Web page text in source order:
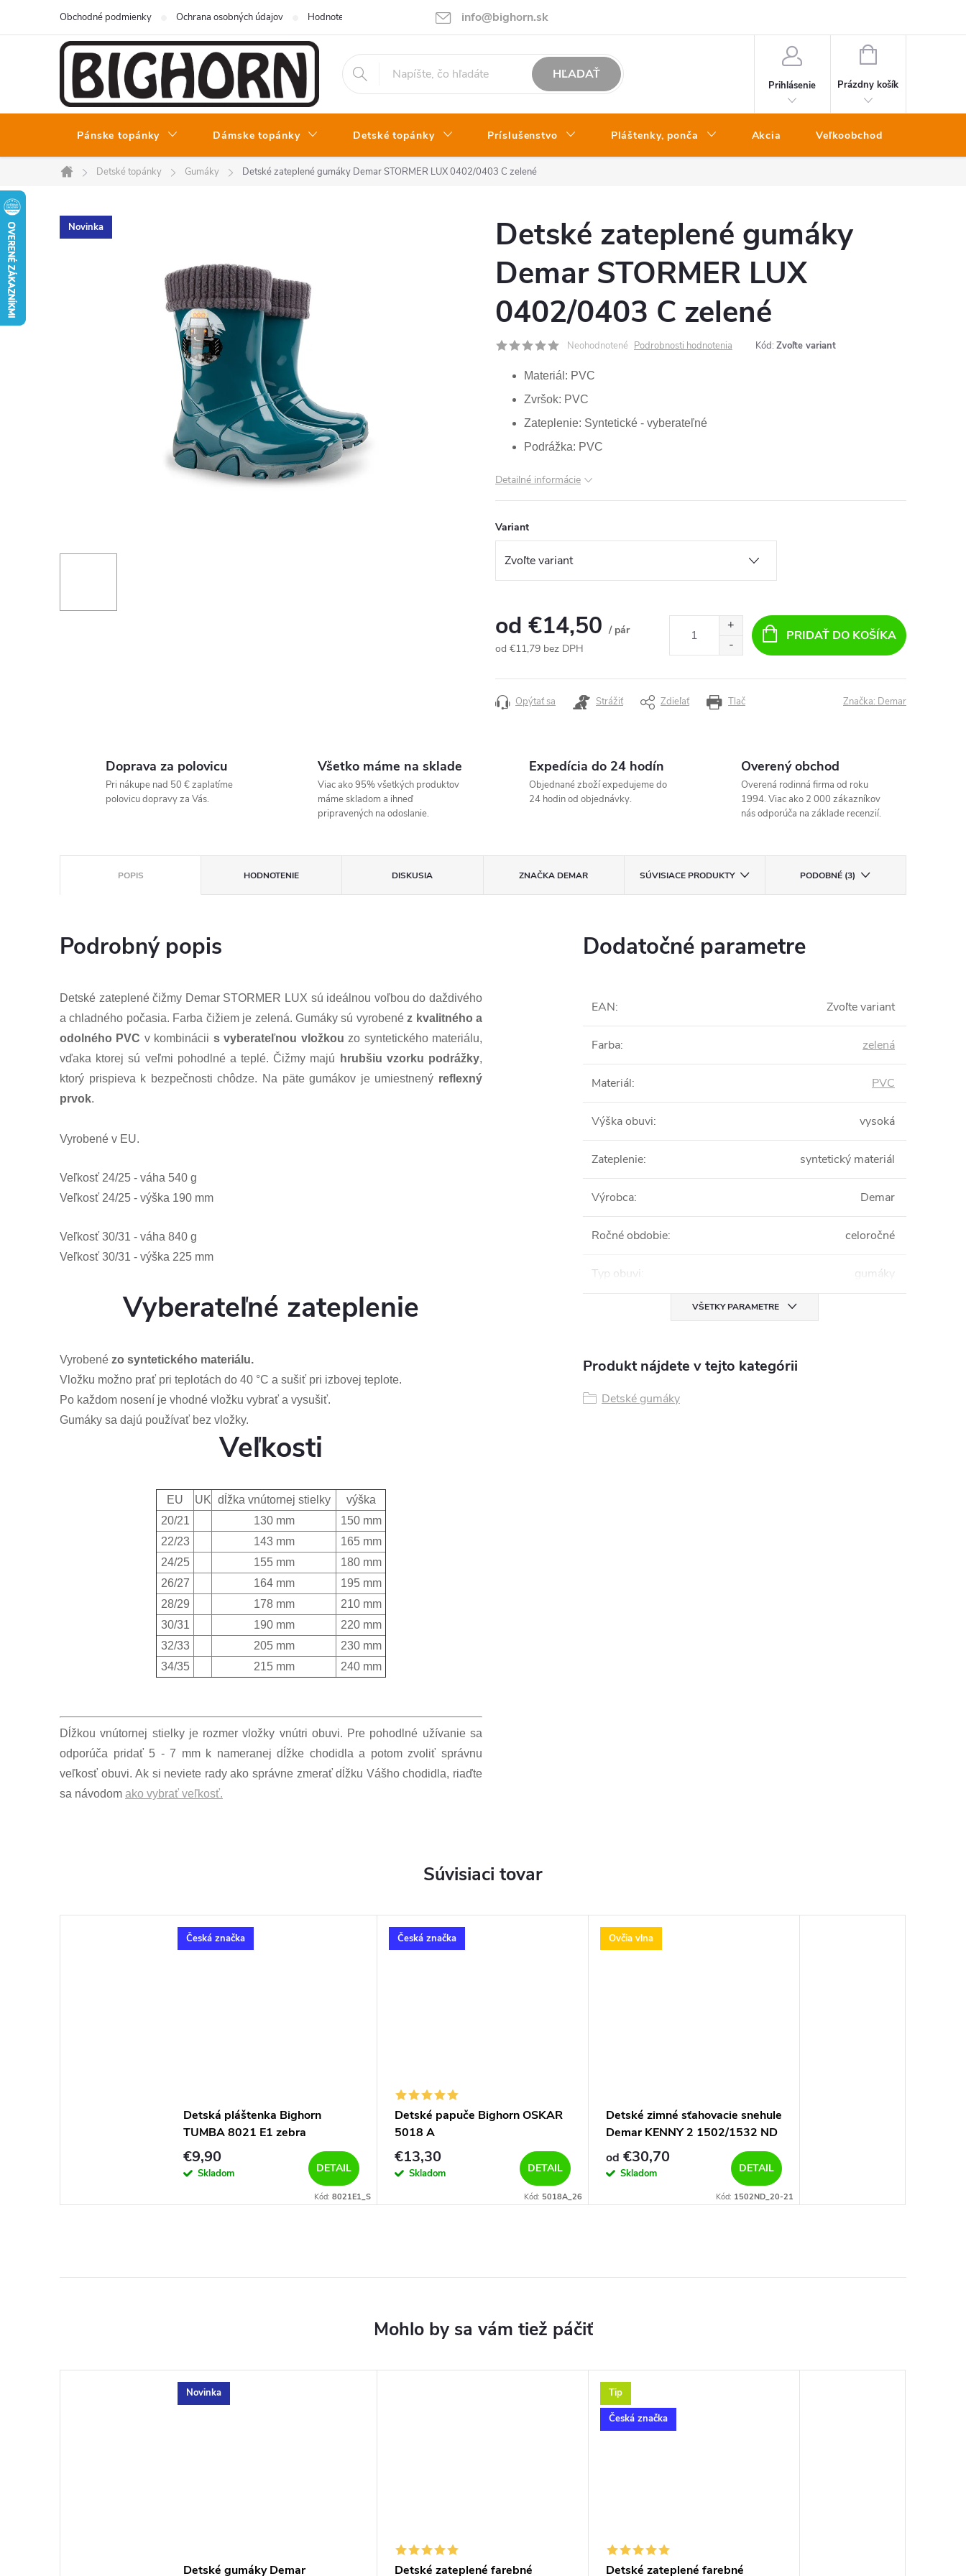
info@bighorn.sk
Obchodné podmienky Ochrana osobných údajov Hodnotenie obchodu Kontakt
HĽADAŤ
Prihlásenie
NÁKUPNÝ
Prázdny košík
Pánske topánky Dámske topánky Detské topánky Príslušenstvo Pláštenky, ponča Akcia Veľkoobchod
Domov
Detské topánky Gumáky Detské zateplené gumáky Demar STORMER LUX 0402/0403 C zelené
Novinka
Detské zateplené gumáky
Demar STORMER LUX
0402/0403 C zelené
Neohodnotené Podrobnosti hodnotenia Kód: Zvoľte variant
Materiál: PVC
Zvršok: PVC
Zateplenie: Syntetické - vyberateľné
Podrážka: PVC
Detailné informácie
Variant
od €14,50 / pár
od €11,79 bez DPH
cena:
PRIDAŤ DO KOŠÍKA
Tlač
Opýtať sa Strážiť Zdieľať Značka: Demar
Doprava za polovicu
Pri nákupe nad 50 € zaplatíme
polovicu dopravy za Vás.
Všetko máme na sklade
Viac ako 95% všetkých produktov
máme skladom a ihneď
pripravených na odoslanie.
Expedícia do 24 hodín
Objednané zboží expedujeme do
24 hodin od objednávky.
Overený obchod
Overená rodinná firma od roku
1994. Viac ako 2 000 zákazníkov
nás odporúča na základe recenzií.
POPIS HODNOTENIE DISKUSIA ZNAČKA DEMAR SÚVISIACE PRODUKTY PODOBNÉ (3)
Podrobný popis
Detské zateplené čižmy Demar STORMER LUX sú ideálnou voľbou do daždivého
a chladného počasia. Farba čižiem je zelená. Gumáky sú vyrobenéz kvalitného a
odolného PVC v kombinácii s vyberateľnou vložkou zo syntetického materiálu,
vďaka ktorej sú veľmi pohodlné a teplé. Čižmy majú
hrubšiu vzorku podrážky,
ktorý prispieva k bezpečnosti chôdze. Na päte gumákov je umiestnený reflexný
prvok.
Vyrobené v EU.
Veľkosť 24/25 - váha 540 g
Veľkosť 24/25 - výška 190 mm
Veľkosť 30/31 - váha 840 g
Veľkosť 30/31 - výška 225 mm
Vyberateľné zateplenie
Vyrobené zo syntetického materiálu.
Vložku možno prať pri teplotách do 40 °C a sušiť pri izbovej teplote.
Po každom nosení je vhodné vložku vybrať a vysušiť.
Gumáky sa dajú používať bez vložky.
Veľkosti
EU UK dĺžka vnútornej stielky
výška
20/21
130 mm
150 mm
22/23
143 mm
165 mm
24/25
155 mm
180 mm
26/27
164 mm
195 mm
28/29
178 mm
210 mm
30/31
190 mm
220 mm
32/33
205 mm
230 mm
34/35
215 mm 240 mm
Dĺžkou vnútornej stielky je rozmer vložky vnútri obuvi. Pre pohodlné užívanie sa
odporúča pridať 5 - 7 mm k nameranej dĺžke chodidla a potom zvoliť správnu
veľkosť obuvi. Ak si neviete rady ako správne zmerať dĺžku Vášho chodidla, riaďte
sa návodom ako vybrať veľkosť.
Dodatočné parametre
EAN: Zvoľte variant
Farba: zelená
Materiál: PVC
Výška obuvi: vysoká
Zateplenie: syntetický materiál
Výrobca: Demar
Ročné obdobie: celoročné
Typ obuvi: gumáky
VŠETKY PARAMETRE
Produkt nájdete v tejto kategórii
Detské gumáky
Súvisiaci tovar
Česká značka
Detská pláštenka Bighorn
TUMBA 8021 E1 zebra
€9,90
Skladom DETAIL
Kód: 8021E1_S
Česká značka
Detské papuče Bighorn OSKAR
5018 A
€13,30
Skladom DETAIL
Kód: 5018A_26
Ovčia vlna
Detské zimné sťahovacie snehule
Demar KENNY 2 1502/1532 ND
zelené
od €30,70
Skladom DETAIL
Kód: 1502ND_20-21
Novinka
Detské gumáky Demar Detské zateplené farebné
Tip
Česká značka
Detské zateplené farebné